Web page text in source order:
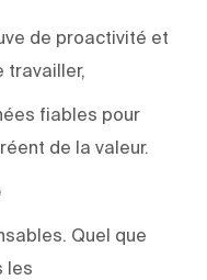
de proactivité et
travailler,
fiables pour
de la valeur.
Quel que
les